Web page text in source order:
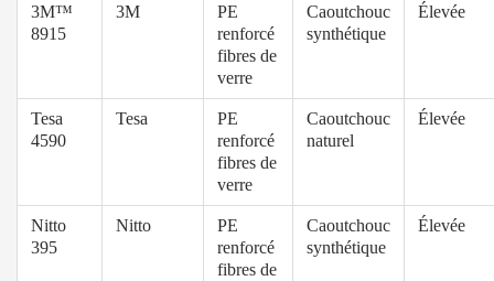
3M™
8915
3M
PE
renforcé
fibres de
verre
Caoutchouc
synthétique
Élevée
Tesa
4590
Tesa
PE
renforcé
fibres de
verre
Caoutchouc
naturel
Élevée
Nitto
395
Nitto
PE
renforcé
fibres de
Caoutchouc
synthétique
Élevée